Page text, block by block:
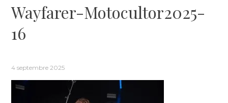
Wayfarer-Motocultor2025-
16
4 septembre 2025